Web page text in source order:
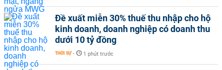
Đề xuất miễn 30% thuế thu nhập cho hộ
kinh doanh, doanh nghiệp có doanh thu
dưới 10 tỷ đồng
THỜI SỰ - 1 phút trước